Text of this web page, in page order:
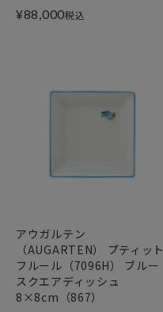
¥88,000税込
アウガルテン
（AUGARTEN） プティット
フルール（7096H） ブルー
スクエアディッシュ
8×8cm（867）